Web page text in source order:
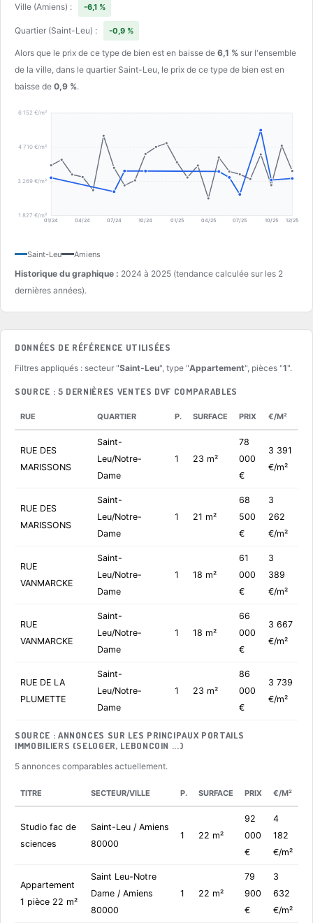
Ville (Amiens) : -6,1 %
Quartier (Saint-Leu) : -0,9 %
Alors que le prix de ce type de bien est en baisse de 6,1 % sur l'ensemble
de la ville, dans le quartier Saint-Leu, le prix de ce type de bien est en
baisse de 0,9 %.
6 152 €/m²
4 710 €/m²
3 269 €/m²
1 827 €/m²
01/24 04/24 07/24 10/24 01/25 04/25 07/25 10/25 12/25
Saint-Leu Amiens
Historique du graphique : 2024 à 2025 (tendance calculée sur les 2
dernières années).
DONNÉES DE RÉFÉRENCE UTILISÉES
Filtres appliqués : secteur "Saint-Leu", type "Appartement", pièces "1".
SOURCE : 5 DERNIÈRES VENTES DVF COMPARABLES
RUE QUARTIER P. SURFACE PRIX €/M²
RUE DES
MARISSONS
Saint-
Leu/Notre-
Dame
1 23 m²
78
000
€
3 391
€/m²
RUE DES
MARISSONS
Saint-
Leu/Notre-
Dame
1 21 m²
68
500
€
3
262
€/m²
RUE
VANMARCKE
Saint-
Leu/Notre-
Dame
1 18 m²
61
000
€
3
389
€/m²
RUE
VANMARCKE
Saint-
Leu/Notre-
Dame
1 18 m²
66
000
€
3 667
€/m²
RUE DE LA
PLUMETTE
Saint-
Leu/Notre-
Dame
1 23 m²
86
000
€
3 739
€/m²
SOURCE : ANNONCES SUR LES PRINCIPAUX PORTAILS
IMMOBILIERS (SELOGER, LEBONCOIN ...)
5 annonces comparables actuellement.
TITRE SECTEUR/VILLE P. SURFACE PRIX €/M²
Studio fac de
sciences
Saint-Leu / Amiens
80000
1 22 m²
92
000
€
4
182
€/m²
Appartement
1 pièce 22 m²
Saint Leu-Notre
Dame / Amiens
80000
1 22 m²
79
900
€
3
632
€/m²